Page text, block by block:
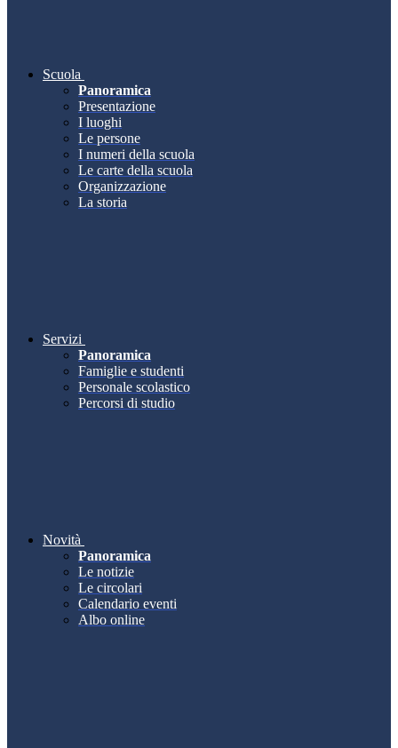
Scuola
Panoramica
Presentazione
I luoghi
Le persone
I numeri della scuola
Le carte della scuola
Organizzazione
La storia
Servizi
Panoramica
Famiglie e studenti
Personale scolastico
Percorsi di studio
Novità
Panoramica
Le notizie
Le circolari
Calendario eventi
Albo online